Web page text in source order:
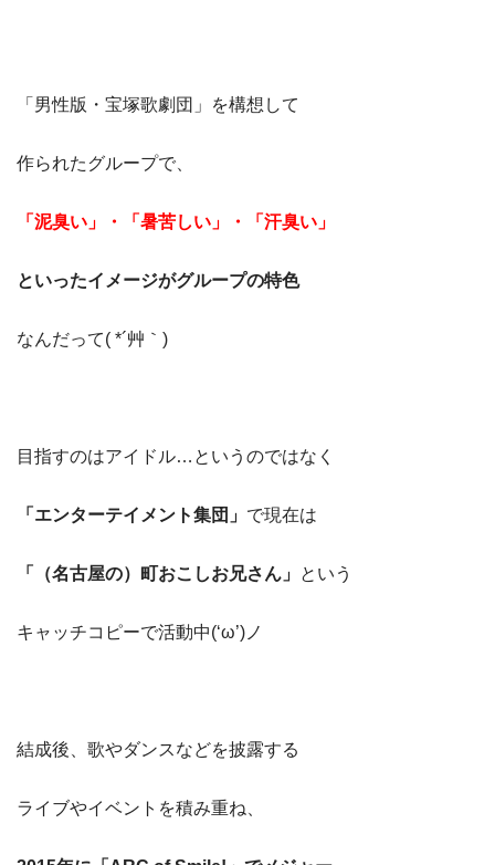
「男性版・宝塚歌劇団」を構想して
作られたグループで、
「泥臭い」・「暑苦しい」・「汗臭い」
といったイメージがグループの特色
なんだって( *´艸｀)
目指すのはアイドル…というのではなく
「エンターテイメント集団」 で現在は
「（名古屋の）町おこしお兄さん」 という
キャッチコピーで活動中(‘ω’)ノ
結成後、歌やダンスなどを披露する
ライブやイベントを積み重ね、